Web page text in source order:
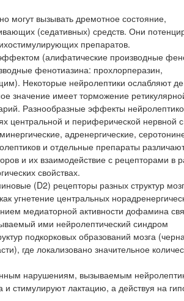
могут вызывать дремотное состояние,
(седативных) средств. Они
препаратов.
(алифатические производные
фенотиазина: прохлорперазин,
Некоторые нейролептики ослабляют
значение имеет торможение
Разнообразные эффекты
центральной и периферической нервной
адренергические,
и отдельные препараты
и их взаимодействие с рецепторами в
свойствах.
(D2) рецепторы разных структур
угнетение центральных
медиаторной активности дофамина
ими нейролептический синдром
подкорковых образований мозга
где локализовано значительное
нарушениям, вызываемым
стимулируют лактацию, а действуя на